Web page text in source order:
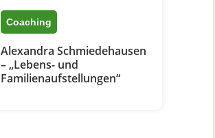
Coaching
Alexandra Schmiedehausen
– „Lebens- und
Familienaufstellungen“